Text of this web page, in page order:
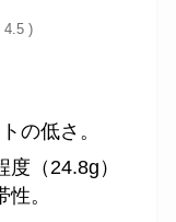
4.5 )
の低さ。
（24.8g）
。